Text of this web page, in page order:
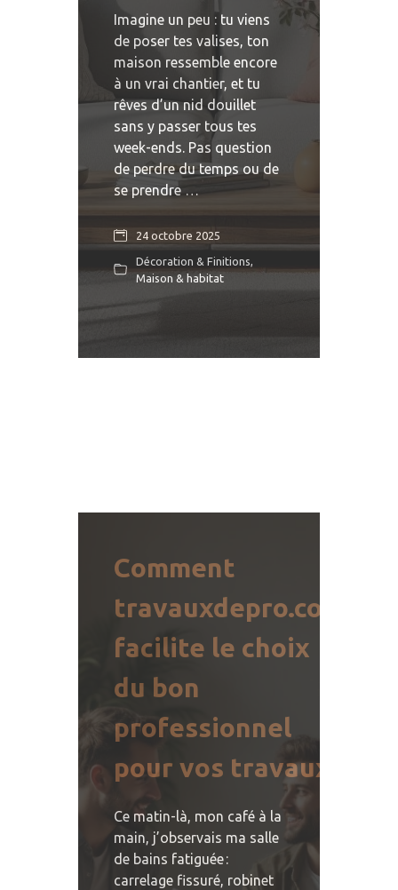
Imagine un peu : tu viens
de poser tes valises, ton
maison ressemble encore
à un vrai chantier, et tu
rêves d’un nid douillet
sans y passer tous tes
week-ends. Pas question
de perdre du temps ou de
se prendre …
24 octobre 2025
Décoration & Finitions,
Maison & habitat
Comment
travauxdepro.com
facilite le choix
du bon
professionnel
pour vos travaux
Ce matin-là, mon café à la
main, j’observais ma salle
de bains fatiguée :
carrelage fissuré, robinet